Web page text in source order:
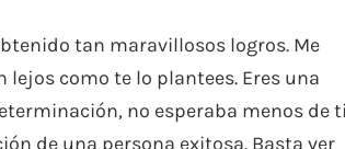
tan maravillosos logros. Me
como te lo plantees. Eres una
no esperaba menos de
de una persona exitosa. Basta ver